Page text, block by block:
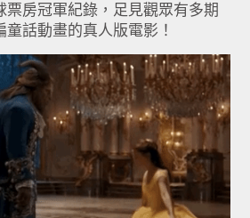
票房冠軍紀錄，足見觀眾有多期
話動畫的真人版電影！